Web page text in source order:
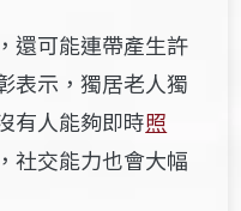
還可能連帶產生許
表示，獨居老人獨
有人能夠即時照
社交能力也會大幅